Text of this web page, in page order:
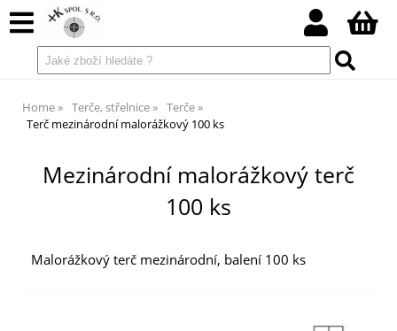
Home Terče, střelnice
Terče
Terč mezinárodní malorážkový 100 ks
Mezinárodní malorážkový terč
100 ks
Malorážkový terč mezinárodní, balení 100 ks